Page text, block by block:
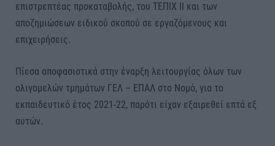
επιστρεπτέας προκαταβολής, του ΤΕΠΙΧ ΙΙ και των
αποζημιώσεων ειδικού σκοπού σε εργαζόμενους και
επιχειρήσεις.
Πίεσα αποφασιστικά στην έναρξη λειτουργίας όλων των
ολιγομελών τμημάτων ΓΕΛ – ΕΠΑΛ στο Νομό, για το
εκπαιδευτικό έτος 2021-22, παρότι είχαν εξαιρεθεί επτά εξ
αυτών.